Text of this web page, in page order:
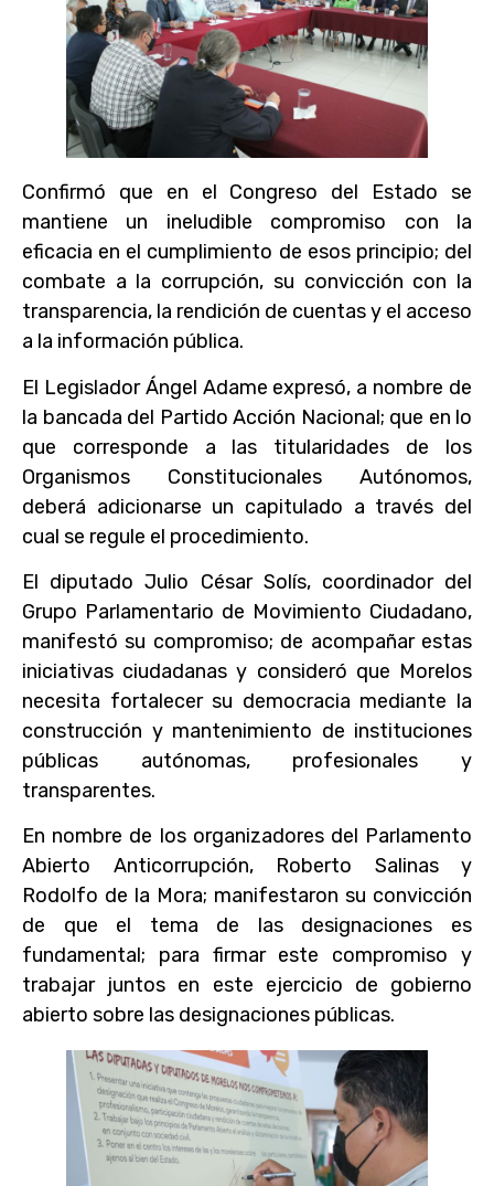
Confirmó que en el Congreso del Estado se
mantiene un ineludible compromiso con la
eficacia en el cumplimiento de esos principio; del
combate a la corrupción, su convicción con la
transparencia, la rendición de cuentas y el acceso
a la información pública.
El Legislador Ángel Adame expresó, a nombre de
la bancada del Partido Acción Nacional; que en lo
que corresponde a las titularidades de los
Organismos Constitucionales Autónomos,
deberá adicionarse un capitulado a través del
cual se regule el procedimiento.
El diputado Julio César Solís, coordinador del
Grupo Parlamentario de Movimiento Ciudadano,
manifestó su compromiso; de acompañar estas
iniciativas ciudadanas y consideró que Morelos
necesita fortalecer su democracia mediante la
construcción y mantenimiento de instituciones
públicas autónomas, profesionales y
transparentes.
En nombre de los organizadores del Parlamento
Abierto Anticorrupción, Roberto Salinas y
Rodolfo de la Mora; manifestaron su convicción
de que el tema de las designaciones es
fundamental; para firmar este compromiso y
trabajar juntos en este ejercicio de gobierno
abierto sobre las designaciones públicas.